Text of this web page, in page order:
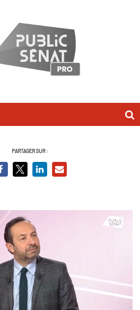
PARTAGER SUR :